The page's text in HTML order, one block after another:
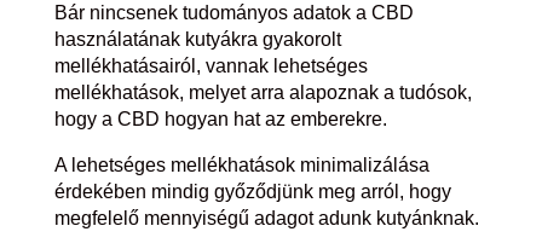
Bár nincsenek tudományos adatok a CBD
használatának kutyákra gyakorolt
mellékhatásairól, vannak lehetséges
mellékhatások, melyet arra alapoznak a tudósok,
hogy a CBD hogyan hat az emberekre.
A lehetséges mellékhatások minimalizálása
érdekében mindig győződjünk meg arról, hogy
megfelelő mennyiségű adagot adunk kutyánknak.